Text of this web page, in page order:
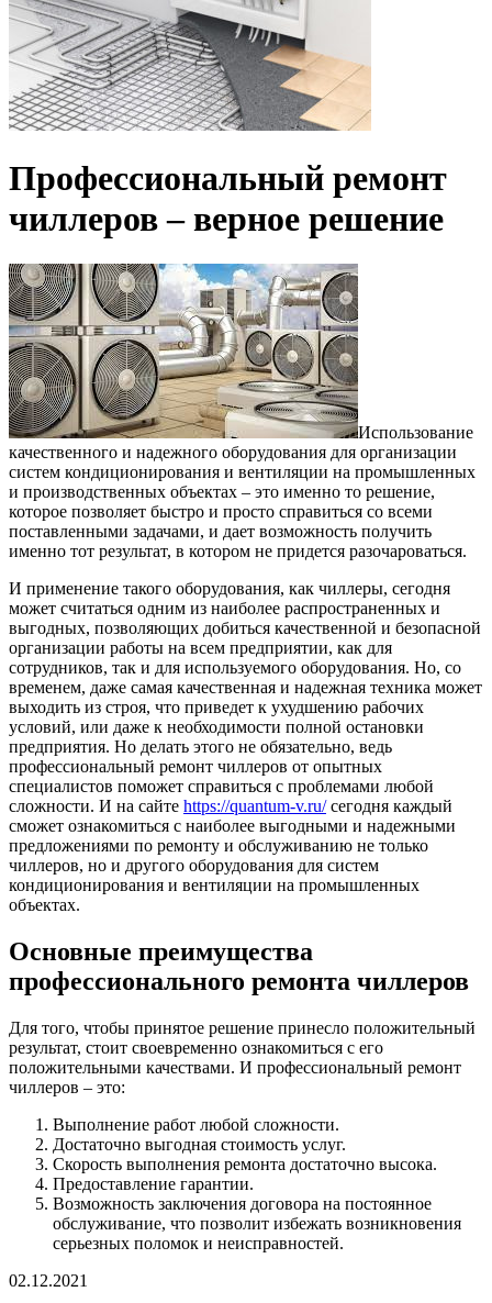
Профессиональный ремонт
чиллеров – верное решение
Использование
качественного и надежного оборудования для организации
систем кондиционирования и вентиляции на промышленных
и производственных объектах – это именно то решение,
которое позволяет быстро и просто справиться со всеми
поставленными задачами, и дает возможность получить
именно тот результат, в котором не придется разочароваться.
И применение такого оборудования, как чиллеры, сегодня
может считаться одним из наиболее распространенных и
выгодных, позволяющих добиться качественной и безопасной
организации работы на всем предприятии, как для
сотрудников, так и для используемого оборудования. Но, со
временем, даже самая качественная и надежная техника может
выходить из строя, что приведет к ухудшению рабочих
условий, или даже к необходимости полной остановки
предприятия. Но делать этого не обязательно, ведь
профессиональный ремонт чиллеров от опытных
специалистов поможет справиться с проблемами любой
сложности. И на сайте https://quantum-v.ru/сегодня каждый
сможет ознакомиться с наиболее выгодными и надежными
предложениями по ремонту и обслуживанию не только
чиллеров, но и другого оборудования для систем
кондиционирования и вентиляции на промышленных
объектах.
Основные преимущества
профессионального ремонта чиллеров
Для того, чтобы принятое решение принесло положительный
результат, стоит своевременно ознакомиться с его
положительными качествами. И профессиональный ремонт
чиллеров – это:
Выполнение работ любой сложности.
Достаточно выгодная стоимость услуг.
Скорость выполнения ремонта достаточно высока.
Предоставление гарантии.
Возможность заключения договора на постоянное
обслуживание, что позволит избежать возникновения
серьезных поломок и неисправностей.
02.12.2021